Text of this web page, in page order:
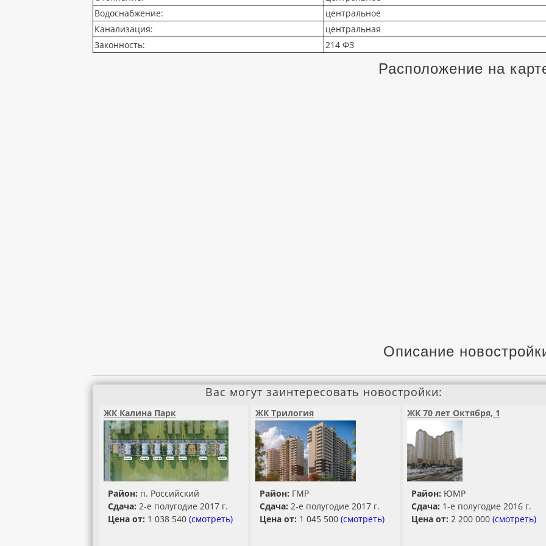
Водоснабжение:
центральное
Канализация:
центральная
Законность:
214 ФЗ
Расположение на
Описание
Вас могут заинтересовать новостройки:
ЖК Калина Парк
Район: п. Российский
Сдача: 2-е полугодие 2017 г.
Цена от: 1 038 540(смотреть)
ЖК Трилогия
Район: ГМР
Сдача: 2-е полугодие 2017 г.
Цена от: 1 045 500(смотреть)
ЖК 70 лет Октября, 1
Район: ЮМР
Сдача: 1-е полугодие 2016 г.
Цена от: 2 200 000(смотреть)